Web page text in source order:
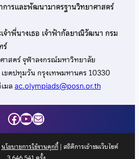
การและพัฒนามาตรฐานวิทยาศาสตร์
จ้าพี่นางเธอ เจ้าฟ้ากัลยาณิวัฒนา กรม
ร์
สตร์ จุฬาลงกรณ์มหาวิทยาลัย
ขตปทุมวัน กรุงเทพมหานคร 10330
มลac.olympiads@posn.or.th
Facebook
YouTube
Mail
นโยบายการใช้งานคุกกี้| สถิติการเข้าชมเว็บไซต์